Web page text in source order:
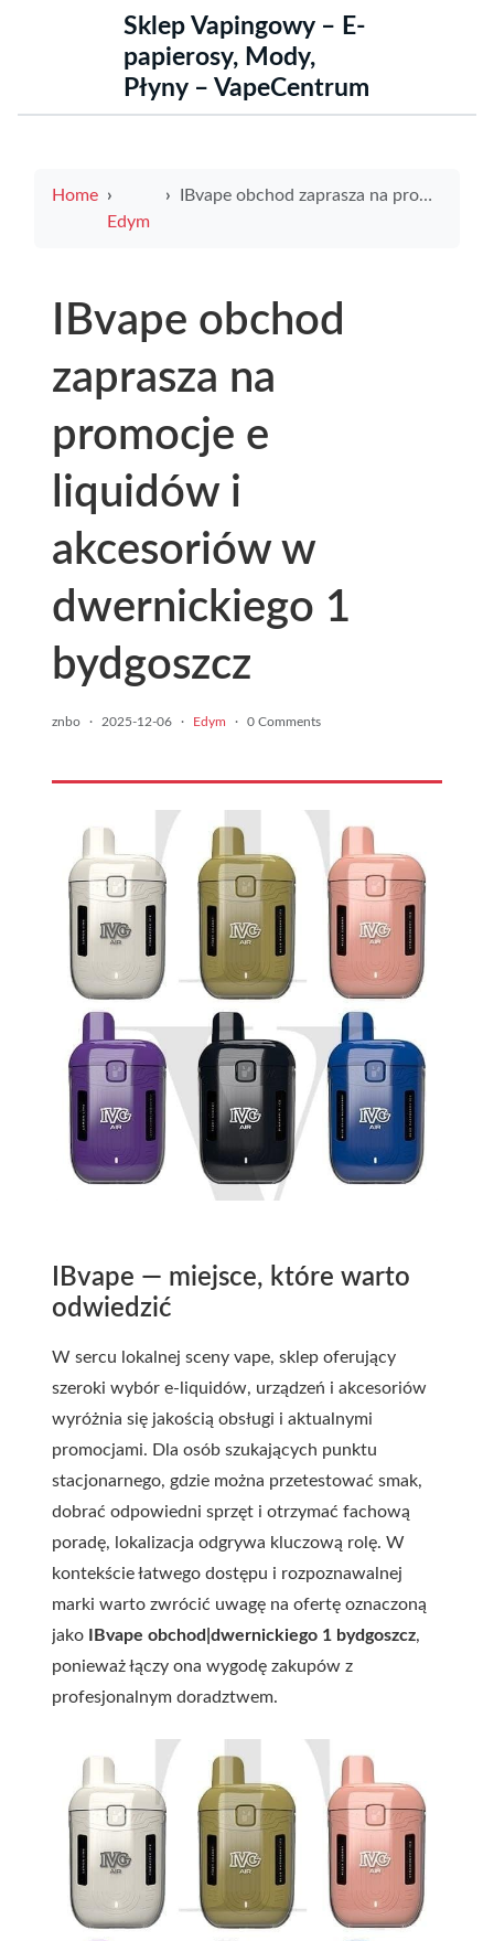
Sklep Vapingowy – E-
papierosy, Mody,
Płyny – VapeCentrum
Home
Edym
IBvape obchod zaprasza na promocje e liquidów i akcesoriów w dwernickiego 1 bydgoszcz
IBvape obchod
zaprasza na
promocje e
liquidów i
akcesoriów w
dwernickiego 1
bydgoszcz
znbo · 2025-12-06 · Edym · 0 Comments
IBvape — miejsce, które warto
odwiedzić
W sercu lokalnej sceny vape, sklep oferujący
szeroki wybór e-liquidów, urządzeń i akcesoriów
wyróżnia się jakością obsługi i aktualnymi
promocjami. Dla osób szukających punktu
stacjonarnego, gdzie można przetestować smak,
dobrać odpowiedni sprzęt i otrzymać fachową
poradę, lokalizacja odgrywa kluczową rolę. W
kontekście łatwego dostępu i rozpoznawalnej
marki warto zwrócić uwagę na ofertę oznaczoną
jako
IBvape obchod|dwernickiego 1 bydgoszcz,
ponieważ łączy ona wygodę zakupów z
profesjonalnym doradztwem.